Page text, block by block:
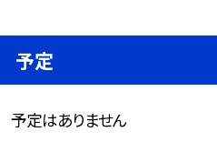
予定
予定はありません